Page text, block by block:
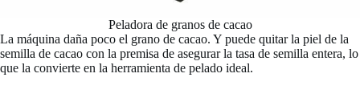
Peladora de granos de cacao
La máquina daña poco el grano de cacao. Y puede quitar la piel de la
semilla de cacao con la premisa de asegurar la tasa de semilla entera, lo
que la convierte en la herramienta de pelado ideal.